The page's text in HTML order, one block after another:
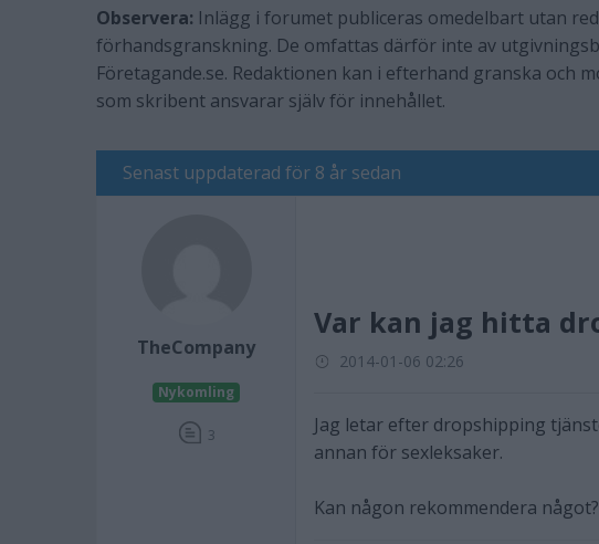
Observera: Inlägg i forumet publiceras omedelbart utan
förhandsgranskning. De omfattas därför inte av
Företagande.se. Redaktionen kan i efterhand granska och
som skribent ansvarar själv för innehållet.
Senast uppdaterad för 8 år sedan
TheCompany
Nykomling
3
Var kan jag hitta
2014-01-06 02:26
Jag letar efter dropshipping
annan för sexleksaker.
Kan någon rekommendera något?